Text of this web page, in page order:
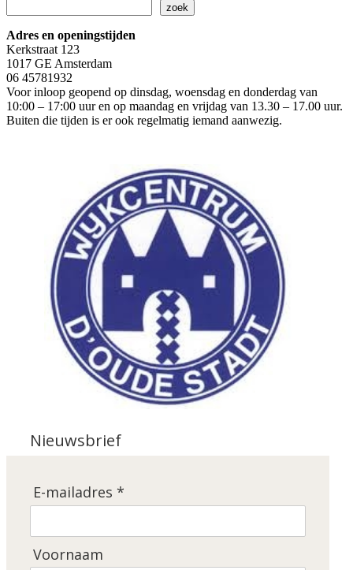
zoek
Adres en openingstijden
Kerkstraat 123
1017 GE Amsterdam
06 45781932
Voor inloop geopend op dinsdag, woensdag en donderdag van
10:00 – 17:00 uur en op maandag en vrijdag van 13.30 – 17.00 uur.
Buiten die tijden is er ook regelmatig iemand aanwezig.
Nieuwsbrief
E-mailadres *
Voornaam